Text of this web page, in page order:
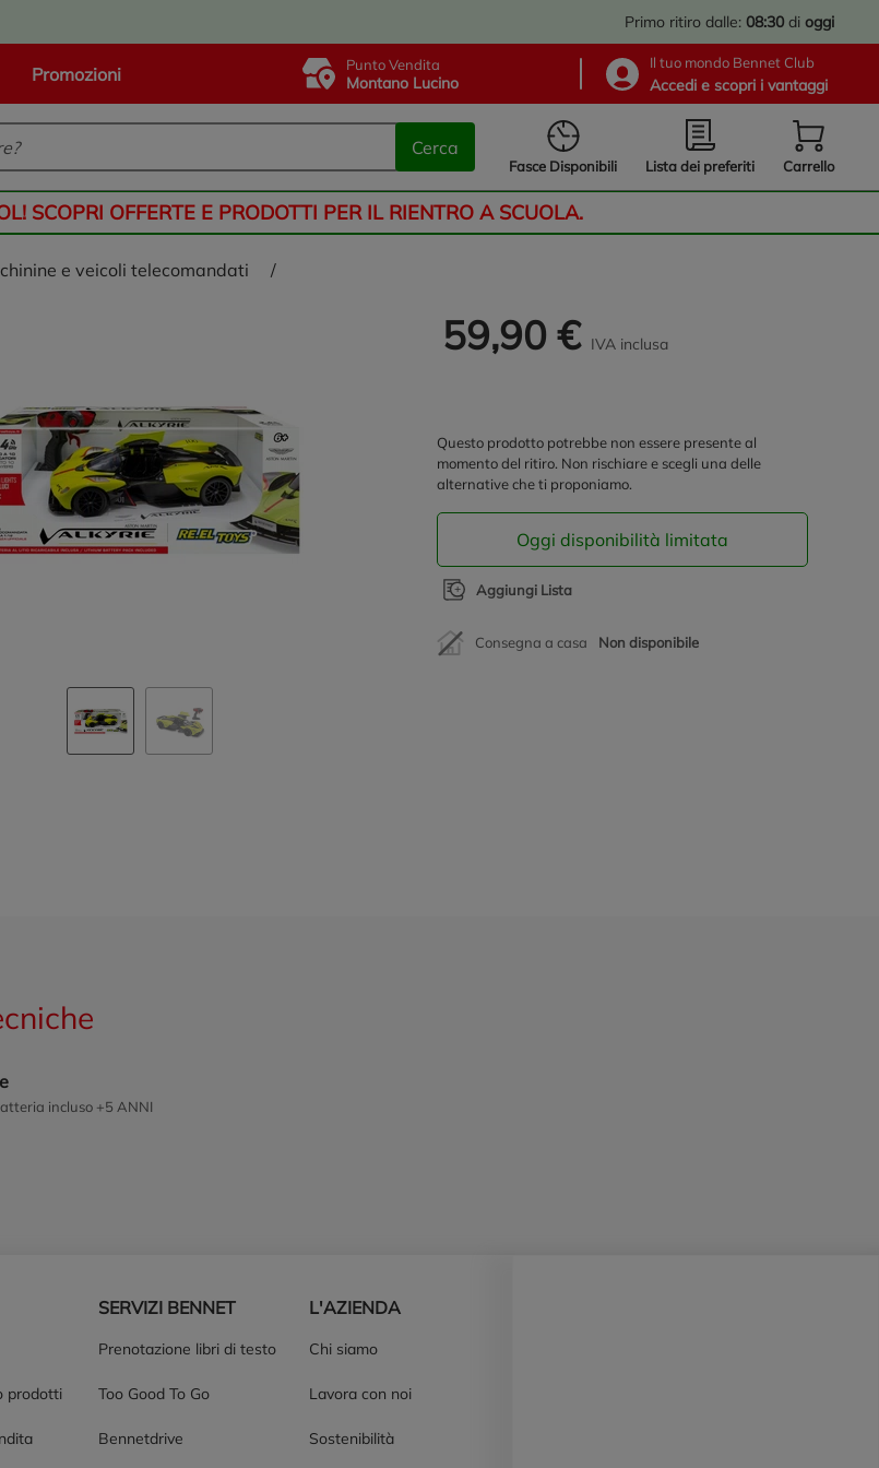
Primo ritiro dalle: 08:30 di oggi
Promozioni Punto Vendita
Montano Lucino
Il tuo mondo Bennet Club
Accedi e scopri i vantaggi
Cerca
Fasce Disponibili Lista dei preferiti Carrello
SCOPRI OFFERTE E PRODOTTI PER IL RIENTRO A SCUOLA.
e veicoli telecomandati /
59,90 € IVA inclusa
Questo prodotto potrebbe non essere presente al
momento del ritiro. Non rischiare e scegli una delle
alternative che ti proponiamo.
Oggi disponibilità limitata
Aggiungi Lista
Consegna a casa Non disponibile
incluso +5 ANNI
prodotti
SERVIZI BENNET
Prenotazione libri di testo
Too Good To Go
Bennetdrive
L'AZIENDA
Chi siamo
Lavora con noi
Sostenibilità